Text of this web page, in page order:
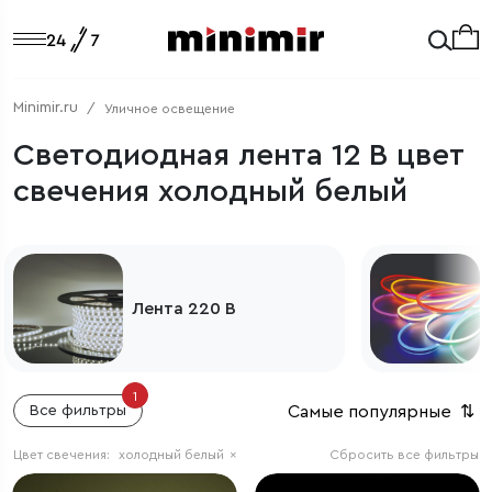
Minimir.ru Уличное освещение
Светодиодная лента 12 В цвет
свечения холодный белый
Лента 220 В
Все фильтры
1
Самые популярные ⇅
Сбросить все фильтры
Цвет свечения: холодный белый ×